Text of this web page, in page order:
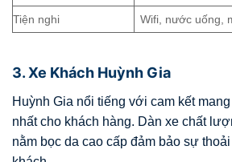
Tiện nghi Wifi, nước uống,
3. Xe Khách Huỳnh Gia
Huỳnh Gia nổi tiếng với cam kết
nhất cho khách hàng. Dàn xe chất
nằm bọc da cao cấp đảm bảo sự